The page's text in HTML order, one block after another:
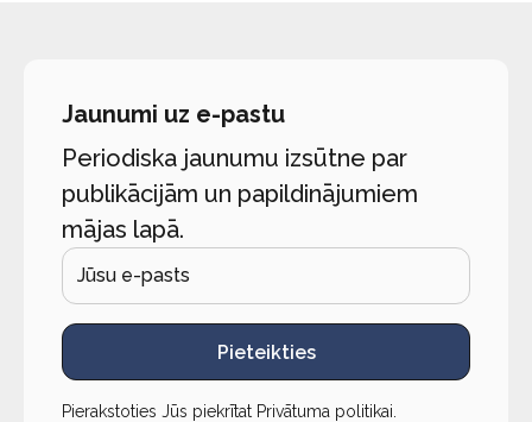
Jaunumi uz e-pastu
Periodiska jaunumu izsūtne par
publikācijām un papildinājumiem
mājas lapā.
Pieteikties
Pierakstoties Jūs piekrītat Privātuma politikai